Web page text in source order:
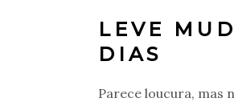
LEVE
DIAS
Parece loucura, mas